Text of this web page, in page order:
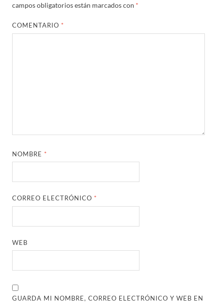
campos obligatorios están marcados con *
COMENTARIO *
NOMBRE *
CORREO ELECTRÓNICO *
WEB
GUARDA MI NOMBRE, CORREO ELECTRÓNICO Y WEB EN